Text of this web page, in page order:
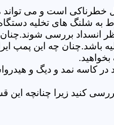
است و می تواند
شلنگ های تخلیه
انسداد بررسی
باشد.چنان چه این پمپ
در کاسه نمد و دیگ و
کنید زیرا چنانچه